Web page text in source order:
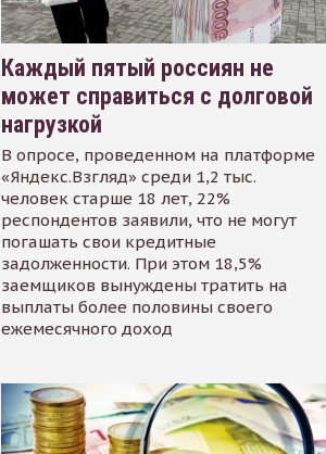
Каждый пятый россиян не
может справиться с долговой
нагрузкой
В опросе, проведенном на платформе
«Яндекс.Взгляд» среди 1,2 тыс.
человек старше 18 лет, 22%
респондентов заявили, что не могут
погашать свои кредитные
задолженности. При этом 18,5%
заемщиков вынуждены тратить на
выплаты более половины своего
ежемесячного доход